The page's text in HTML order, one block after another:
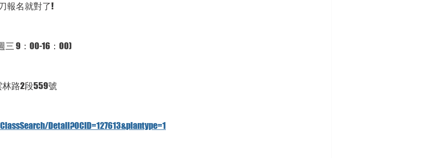
報名就對了!
三 9：00-16：00)
路2段559號
Detail?OCID=127613&plantype=1